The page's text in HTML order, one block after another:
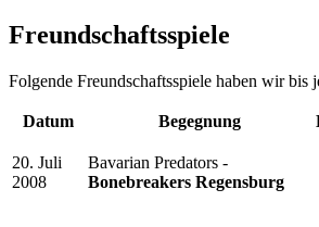
Freundschaftsspiele
Folgende Freundschaftsspiele haben wir bis
Datum Begegnung
20. Juli
2008
Bavarian Predators -
Bonebreakers Regensburg